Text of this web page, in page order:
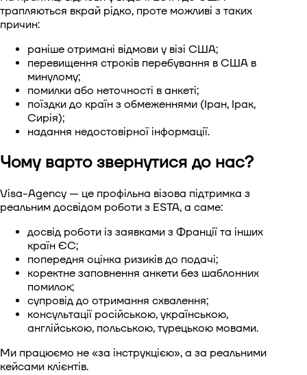
трапляються вкрай рідко, проте можливі з таких
причин:
раніше отримані відмови у візі США;
перевищення строків перебування в США в
минулому;
помилки або неточності в анкеті;
поїздки до країн з обмеженнями (Іран, Ірак,
Сирія);
надання недостовірної інформації.
Чому варто звернутися до нас?
Visa-Agency — це профільна візова підтримка з
реальним досвідом роботи з ESTA, а саме:
досвід роботи із заявками з Франції та інших
країн ЄС;
попередня оцінка ризиків до подачі;
коректне заповнення анкети без шаблонних
помилок;
супровід до отримання схвалення;
консультації російською, українською,
англійською, польською, турецькою мовами.
Ми працюємо не «за інструкцією», а за реальними
кейсами клієнтів.